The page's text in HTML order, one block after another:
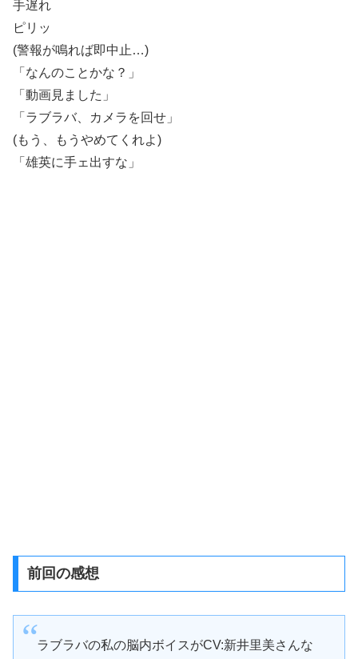
手遅れ
ピリッ
(警報が鳴れば即中止…)
「なんのことかな？」
「動画見ました」
「ラブラバ、カメラを回せ」
(もう、もうやめてくれよ)
「雄英に手ェ出すな」
前回の感想
ラブラバの私の脳内ボイスがCV:新井里美さんな